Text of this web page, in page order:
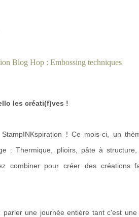
les créati(f)ves !
! Ce mois-ci, un
: Thermique, plioirs, pâte à
combiner pour créer des créations
une journée entière tant c'est une